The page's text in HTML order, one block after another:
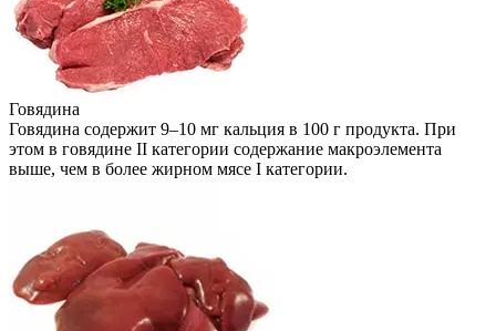
Говядина
Говядина содержит 9–10 мг кальция в 100 г продукта. При
этом в говядине II категории содержание макроэлемента
выше, чем в более жирном мясе I категории.